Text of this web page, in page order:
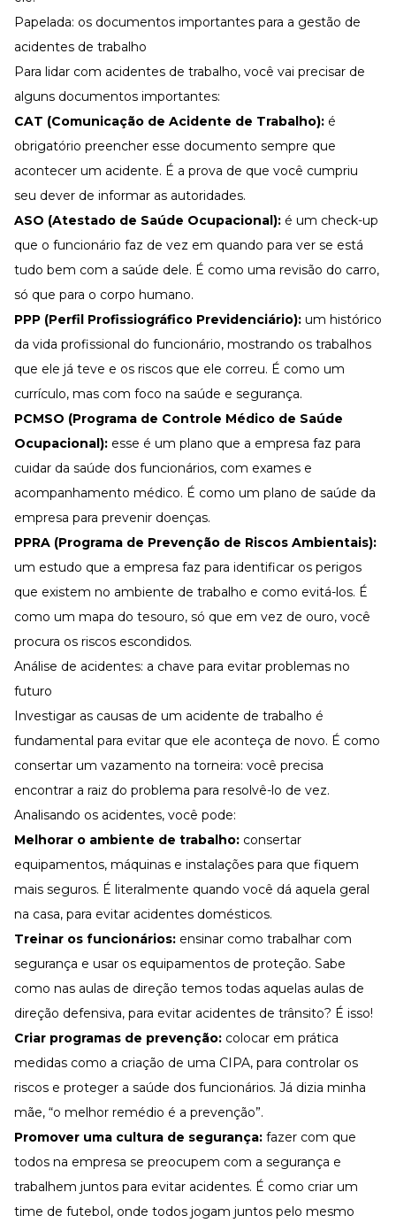
Papelada: os documentos importantes para a gestão de
acidentes de trabalho
Para lidar com acidentes de trabalho, você vai precisar de
alguns documentos importantes:
CAT (Comunicação de Acidente de Trabalho): é
obrigatório preencher esse documento sempre que
acontecer um acidente. É a prova de que você cumpriu
seu dever de informar as autoridades.
ASO (Atestado de Saúde Ocupacional): é um check-up
que o funcionário faz de vez em quando para ver se está
tudo bem com a saúde dele. É como uma revisão do carro,
só que para o corpo humano.
PPP (Perfil Profissiográfico Previdenciário): um histórico
da vida profissional do funcionário, mostrando os trabalhos
que ele já teve e os riscos que ele correu. É como um
currículo, mas com foco na saúde e segurança.
PCMSO (Programa de Controle Médico de Saúde
Ocupacional): esse é um plano que a empresa faz para
cuidar da saúde dos funcionários, com exames e
acompanhamento médico. É como um plano de saúde da
empresa para prevenir doenças.
PPRA (Programa de Prevenção de Riscos Ambientais):
um estudo que a empresa faz para identificar os perigos
que existem no ambiente de trabalho e como evitá-los. É
como um mapa do tesouro, só que em vez de ouro, você
procura os riscos escondidos.
Análise de acidentes: a chave para evitar problemas no
futuro
Investigar as causas de um acidente de trabalho é
fundamental para evitar que ele aconteça de novo. É como
consertar um vazamento na torneira: você precisa
encontrar a raiz do problema para resolvê-lo de vez.
Analisando os acidentes, você pode:
Melhorar o ambiente de trabalho: consertar
equipamentos, máquinas e instalações para que fiquem
mais seguros. É literalmente quando você dá aquela geral
na casa, para evitar acidentes domésticos.
Treinar os funcionários: ensinar como trabalhar com
segurança e usar os equipamentos de proteção. Sabe
como nas aulas de direção temos todas aquelas aulas de
direção defensiva, para evitar acidentes de trânsito? É isso!
Criar programas de prevenção: colocar em prática
medidas como a criação de uma CIPA, para controlar os
riscos e proteger a saúde dos funcionários. Já dizia minha
mãe, “o melhor remédio é a prevenção”.
Promover uma cultura de segurança: fazer com que
todos na empresa se preocupem com a segurança e
trabalhem juntos para evitar acidentes. É como criar um
time de futebol, onde todos jogam juntos pelo mesmo